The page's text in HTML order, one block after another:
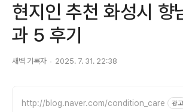
현지인 추천 화성시 향
과 5 후기
새벽 기록자 2025. 7. 31. 22:38
http://blog.naver.com/condition_care 광고